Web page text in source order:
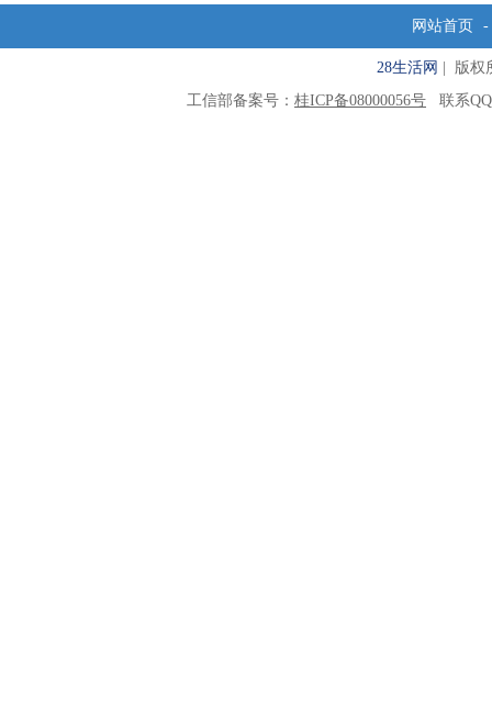
网站首页 -
28生活网
| 版权
工信部备案号： 桂ICP备08000056号 联系